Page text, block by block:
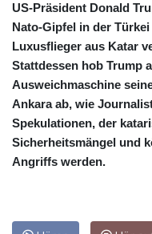
US-Präsident Donald
Nato-Gipfel in der
Luxusflieger aus Katar
Stattdessen hob Trump
Ausweichmaschine
Ankara ab, wie
Spekulationen, der
Sicherheitsmängel und
Angriffs werden.